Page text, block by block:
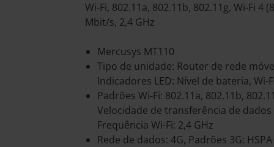
Wi-Fi, 802.11a, 802.11b, 802.11g, Wi-Fi 4
Mbit/s, 2,4 GHz
Mercusys MT110
Tipo de unidade: Router de rede
Indicadores LED: Nível de bateria, Wi-
Padrões Wi-Fi: 802.11a, 802.11b,
Velocidade de transferência de dados
Frequência Wi-Fi: 2,4 GHz
Rede de dados: 4G, Padrões 3G: